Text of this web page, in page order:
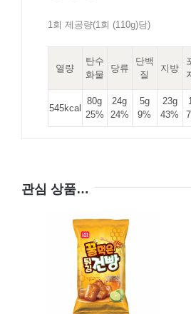
1회 제공량(1회 (110g)당)
열량
탄수
화물
당류
단백
질
지방
545kcal
80g
25%
24g
24%
5g
9%
23g
43%
관심 상품…